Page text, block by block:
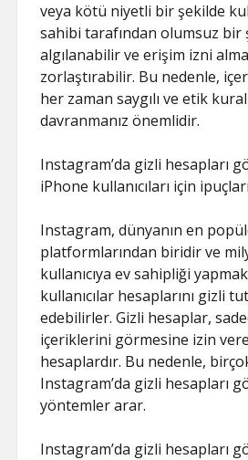
veya kötü niyetli bir şekilde
sahibi tarafından olumsuz bir
algılanabilir ve erişim izni
zorlaştırabilir. Bu nedenle,
her zaman saygılı ve etik
davranmanız önemlidir.
Instagram’da gizli hesapları
iPhone kullanıcıları için ipuçları
Instagram, dünyanın en
platformlarından biridir ve
kullanıcıya ev sahipliği
kullanıcılar hesaplarını gizli
edebilirler. Gizli hesaplar,
içeriklerini görmesine izin
hesaplardır. Bu nedenle,
Instagram’da gizli hesapları
yöntemler arar.
Instagram’da gizli hesapları